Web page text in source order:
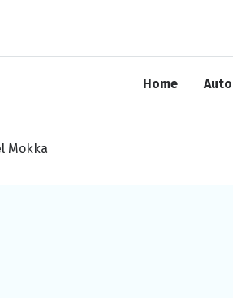
Home
Mokka